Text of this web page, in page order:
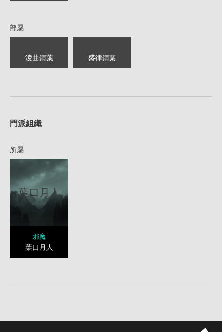
部屬
淩曲錆葉 盛律錆葉
門派組織
所屬
葉口月人
邪魔
葉口月人